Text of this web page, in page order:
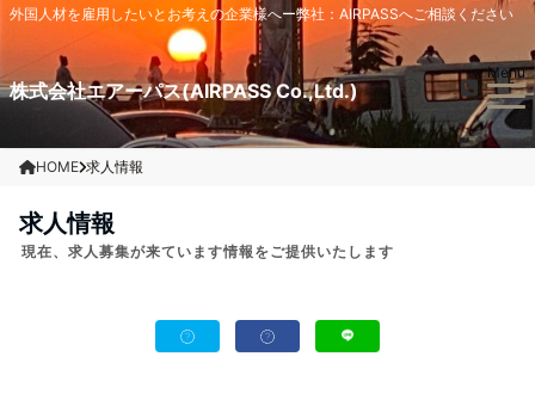
外国人材を雇用したいとお考えの企業様へー弊社：AIRPASSへご相談ください
株式会社エアーパス(AIRPASS Co.,Ltd.)
Menu
HOME 求人情報
求人情報
現在、求人募集が来ています情報をご提供いたします